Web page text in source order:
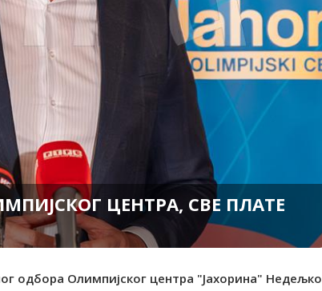
ЦЕНТРА, СВЕ ПЛАТЕ
одбора Олимпијског центра "Јахорина" Недељко